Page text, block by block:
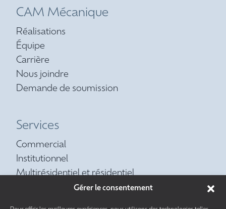
Gérer le consentement
CAM Mécanique
Réalisations
Équipe
Carrière
Nous joindre
Demande de soumission
Services
Commercial
Institutionnel
Multirésidentiel et résidentiel
Contrat d’entretien préventif